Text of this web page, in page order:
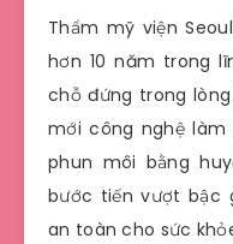
Thẩm mỹ viện
hơn 10 năm trong
chỗ đứng trong
mới công nghệ làm
phun môi bằng
bước tiến vượt bậc
an toàn cho sức